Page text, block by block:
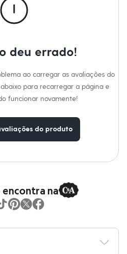
deu errado!
ao carregar as avaliações do
para recarregar a página e
funcionar novamente!
do produto
na